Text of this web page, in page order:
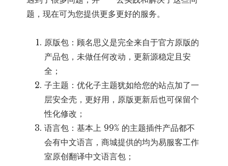
题，现在可为您提供更多更好的服务。
原版包：顾名思义是完全来自于官方原版的
产品包，未做任何改动，更新源稳定且安
全；
子主题：优化子主题犹如给您的站点加了一
层安全壳，更好用，原版更新后也可保留个
性化修改；
语言包：基本上 99% 的主题插件产品都不
会有中文语言，商城提供的均为易服客工作
室原创翻译中文语言包；